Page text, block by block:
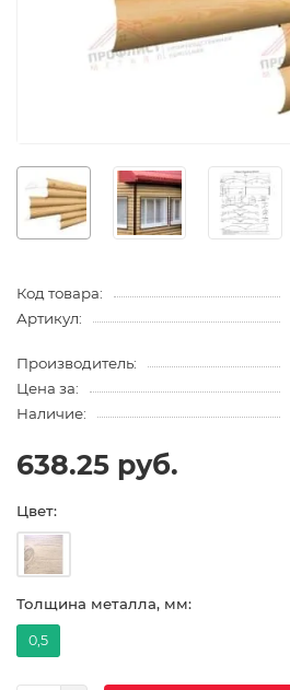
Код товара:
Артикул:
Производитель:
Цена за:
Наличие:
638.25 руб.
Цвет:
Толщина металла, мм:
0,5